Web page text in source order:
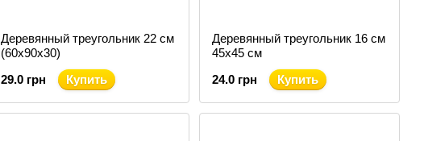
Деревянный треугольник 22 см
(60x90x30)
29.0 грн
Купить
Деревянный треугольник 16 см
45х45 см
24.0 грн
Купить